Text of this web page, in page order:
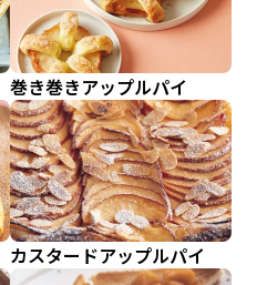
巻き巻きアップルパイ
カスタードアップルパイ